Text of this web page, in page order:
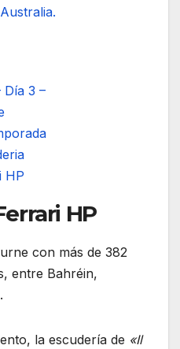
Día 3 –
HP
HP
con más de 382
entre Bahréin,
la escudería de «Il